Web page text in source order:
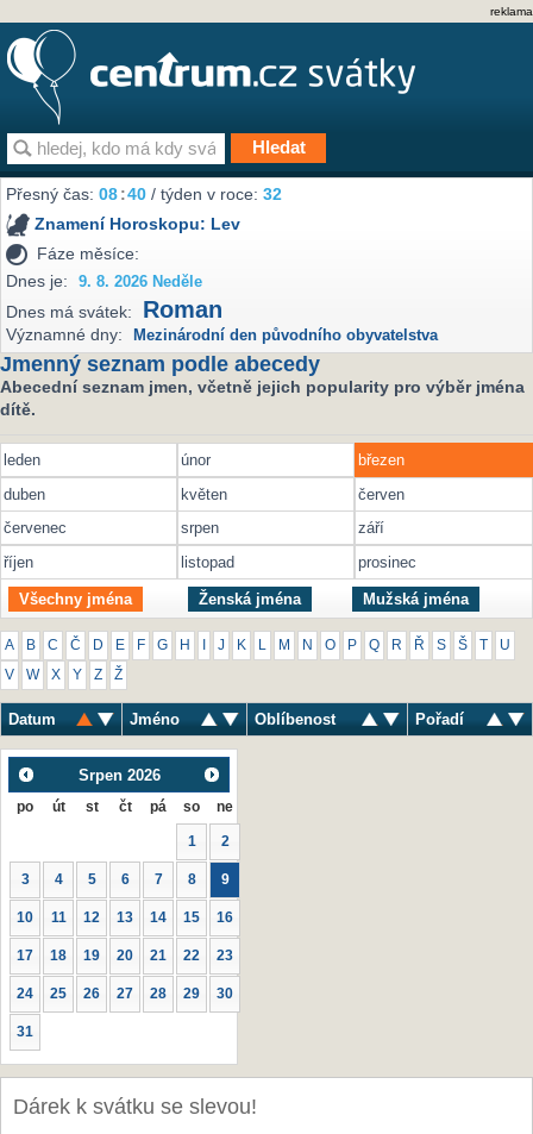
reklama
Přesný čas:08:40 / týden v roce:32
Znamení Horoskopu: Lev
Fáze měsíce:
Dnes je:
9. 8. 2026 Neděle
Dnes má svátek: Roman
Významné dny: Mezinárodní den původního obyvatelstva
Jmenný seznam podle abecedy
Abecední seznam jmen, včetně jejich popularity pro výběr jména
dítě.
leden únor
březen
duben
květen
červen
červenec
srpen
září
říjen
listopad prosinec
Všechny jména Ženská jména Mužská jména
A B C Č D E F G H J K M N O P Q R Ř S Š U
V W X Y Z Ž
Datum Jméno Oblíbenost Pořadí
Srpen 2026
po út st čt pá so ne
1 2
3 4 5 6 7 8 9
10 11 12 13 14 15 16
17 18 19 20 21 22 23
24 25 26 27 28 29 30
31
Dárek k svátku se slevou!